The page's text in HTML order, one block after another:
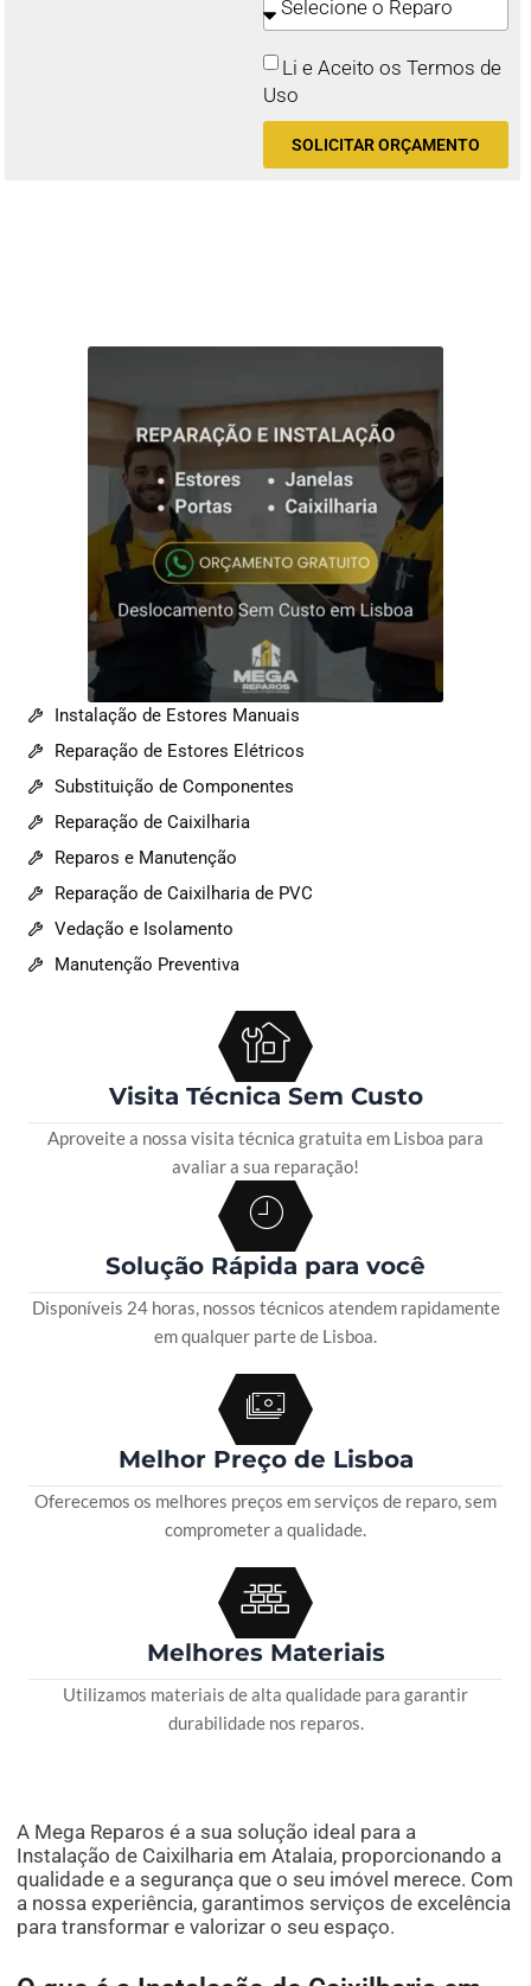
Li e Aceito os Termos de
Uso
SOLICITAR ORÇAMENTO
Instalação de Estores Manuais
Reparação de Estores Elétricos
Substituição de Componentes
Reparação de Caixilharia
Reparos e Manutenção
Reparação de Caixilharia de PVC
Vedação e Isolamento
Manutenção Preventiva
Visita Técnica Sem Custo
Aproveite a nossa visita técnica gratuita em Lisboa para
avaliar a sua reparação!
Solução Rápida para você
Disponíveis 24 horas, nossos técnicos atendem rapidamente
em qualquer parte de Lisboa.
Melhor Preço de Lisboa
Oferecemos os melhores preços em serviços de reparo, sem
comprometer a qualidade.
Melhores Materiais
Utilizamos materiais de alta qualidade para garantir
durabilidade nos reparos.
A Mega Reparos é a sua solução ideal para a
Instalação de Caixilharia em Atalaia, proporcionando a
qualidade e a segurança que o seu imóvel merece. Com
a nossa experiência, garantimos serviços de excelência
para transformar e valorizar o seu espaço.